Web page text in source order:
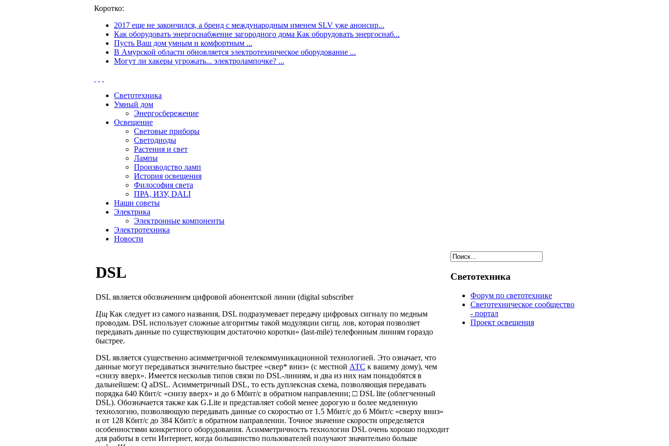
Коротко:
2017 еще не закончился, а бренд с международным именем SLV уже анонсир...
Как оборудовать энергоснабжение загородного дома Как оборудовать энергоснаб...
Пусть Ваш дом умным и комфортным ...
В Амурской области обновляется электротехническое оборудование ...
Могут ли хакеры угрожать... электролампочке? ...
Светотехника
Умный дом
Энергосбережение
Освещение
Световые приборы
Светодиоды
Растения и свет
Лампы
Производство ламп
История освещения
Философия света
ПРА, ИЗУ, DALI
Наши советы
Электрика
Электронные компоненты
Электротехника
Новости
DSL
DSL является обозначением цифровой абонентской линии (digital subscriber
Цщ Как следует из самого названия, DSL подразумевает передачу цифровых сигналу по медным
проводам. DSL использует сложные алгоритмы такой модуляции сигщ. лов, которая позволяет
передавать данные по существующим достаточно коротки» (last-mile) телефонным линиям гораздо
быстрее.
DSL является существенно асимметричной телекоммуникационной техноло­гией. Это означает, что
данные могут передаваться значительно быстрее «свер* вниз» (с местной АТС к вашему дому), чем
«снизу вверх». Имеется несколыв типов связи по DSL-линиям, и два из них нам понадобятся в
дальнейшем: Q aDSL. Асимметричный DSL, то есть дуплексная схема, позволяющая переда­вать
порядка 640 Кбит/с «снизу вверх» и до 6 Мбит/с в обратном направлении; □ DSL lite (облегченный
DSL). Обозначается также как G.Lite и представляет собой менее дорогую и более медленную
технологию, позволяющую переда­вать данные со скоростью от 1.5 Мбит/с до 6 Мбит/с «сверху вниз»
и от 128 Кбит/с до 384 Кбит/с в обратном направлении. Точное значение скорости определяется
особенностями конкретного оборудования. Асимметричность технологии DSL очень хорошо подходит
для работы в сети Ин­тернет, когда большинство пользователей получают значительно больше
Светотехника
Форум по светотехнике
Светотехническое сообщество
- портал
Проект освещения